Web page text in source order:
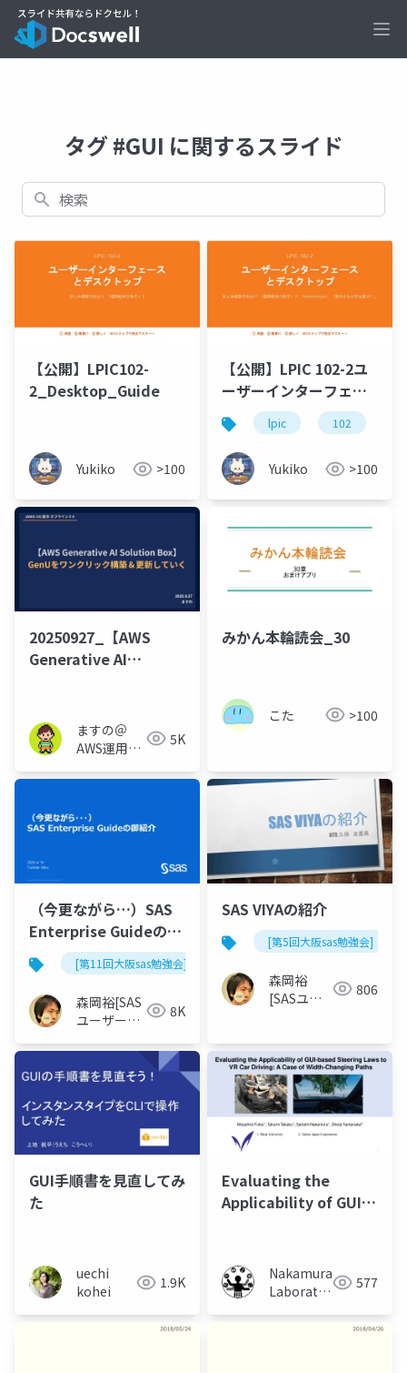
タグ #GUI に関するスライド
検索
【公開】LPIC102-
2_Desktop_Guide
Yukiko >100
【公開】LPIC 102-2ユ
ーザーインターフェー
ス とデスクトップ新人
未経験学生向け1週間絶
対合格ガイド
lpic 102
Yukiko >100
20250927_【AWS
Generative AI
更新していく
ますの＠
AWS運用保
5K
みかん本輪読会_30
こた >100
（今更ながら…）SAS
Enterprise Guideの御
紹介
[第11回大阪sas勉強会]
森岡裕[SAS
ユーザー総
8K
SAS VIYAの紹介
[第5回大阪sas勉強会]
森岡裕
[SASユー
806
GUI手順書を見直してみ
た
uechi
kohei
1.9K
Evaluating the
Applicability of GUI-
Case of Width
Changing Paths
Nakamura
Laboratory
577